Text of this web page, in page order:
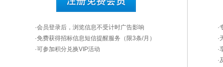
·会员登录后，浏览信息不受计时广告影响
·免费获得招标信息短信提醒服务（限3条/月）
·可参加积分兑换VIP活动
·
·
·
·